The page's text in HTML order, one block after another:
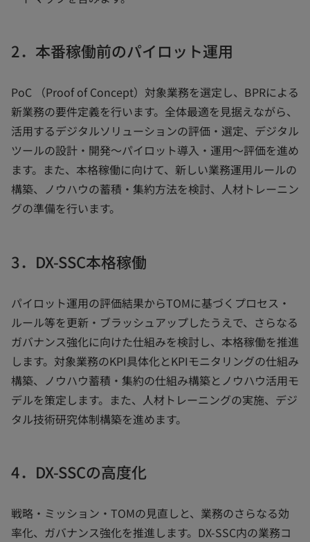
2．本番稼働前のパイロット運用
PoC （Proof of Concept）対象業務を選定し、BPRによる
新業務の要件定義を行います。全体最適を見据えながら、
活用するデジタルソリューションの評価・選定、デジタル
ツールの設計・開発～パイロット導入・運用～評価を進め
ます。また、本格稼働に向けて、新しい業務運用ルールの
構築、ノウハウの蓄積・集約方法を検討、人材トレーニン
グの準備を行います。
3．DX-SSC本格稼働
パイロット運用の評価結果からTOMに基づくプロセス・
ルール等を更新・ブラッシュアップしたうえで、さらなる
ガバナンス強化に向けた仕組みを検討し、本格稼働を推進
します。対象業務のKPI具体化とKPIモニタリングの仕組み
構築、ノウハウ蓄積・集約の仕組み構築とノウハウ活用モ
デルを策定します。また、人材トレーニングの実施、デジ
タル技術研究体制構築を進めます。
4．DX-SSCの高度化
戦略・ミッション・TOMの見直しと、業務のさらなる効
率化、ガバナンス強化を推進します。DX-SSC内の業務コ